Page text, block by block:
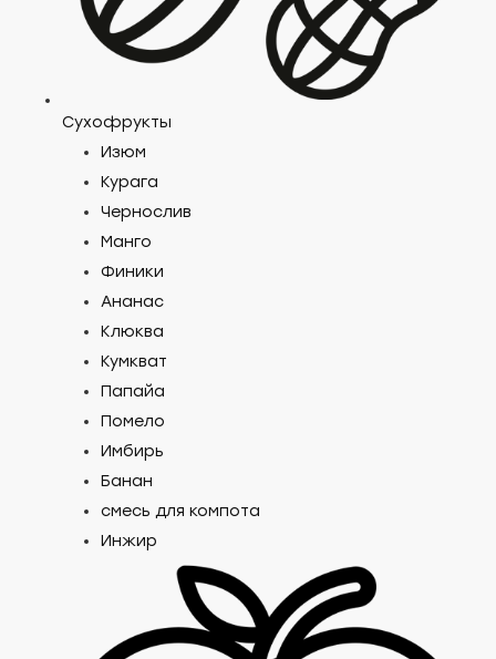
Сухофрукты
Изюм
Курага
Чернослив
Манго
Финики
Ананас
Клюква
Кумкват
Папайа
Помело
Имбирь
Банан
смесь для компота
Инжир